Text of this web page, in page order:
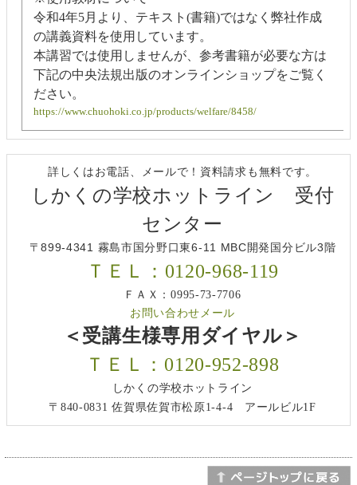
令和4年5月より、テキスト(書籍)ではなく弊社作成
の講義資料を使用しています。
本講習では使用しませんが、参考書籍が必要な方は
下記の中央法規出版のオンラインショップをご覧く
ださい。
https://www.chuohoki.co.jp/products/welfare/8458/
詳しくはお電話、メールで！資料請求も無料です。
しかくの学校ホットライン 受付
センター
〒899-4341 霧島市国分野口東6-11 MBC開発国分ビル3階
ＴＥＬ：0120-968-119
ＦＡＸ：0995-73-7706
お問い合わせメール
＜受講生様専用ダイヤル＞
ＴＥＬ：0120-952-898
しかくの学校ホットライン
〒840-0831 佐賀県佐賀市松原1-4-4 アールビル1F